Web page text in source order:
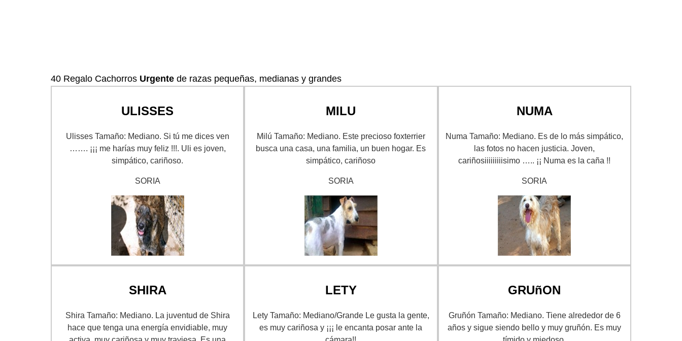
40 Regalo Cachorros Urgente de razas pequeñas, medianas y grandes
ULISSES
Ulisses Tamaño: Mediano. Si tú me dices ven
……. ¡¡¡ me harías muy feliz !!!. Uli es joven,
simpático, cariñoso.
SORIA
MILU
Milú Tamaño: Mediano. Este precioso foxterrier
busca una casa, una familia, un buen hogar. Es
simpático, cariñoso
SORIA
NUMA
Numa Tamaño: Mediano. Es de lo más simpático,
las fotos no hacen justicia. Joven,
cariñosiiiiiiiiisimo ….. ¡¡ Numa es la caña !!
SORIA
SHIRA
Shira Tamaño: Mediano. La juventud de Shira
hace que tenga una energía envidiable, muy
LETY
Lety Tamaño: Mediano/Grande Le gusta la gente,
es muy cariñosa y ¡¡¡ le encanta posar ante la
GRUñON
Gruñón Tamaño: Mediano. Tiene alrededor de 6
años y sigue siendo bello y muy gruñón. Es muy